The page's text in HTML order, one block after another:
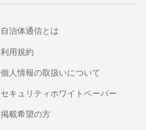
自治体通信とは
利用規約
個人情報の取扱いについて
セキュリティホワイトペーパー
掲載希望の方